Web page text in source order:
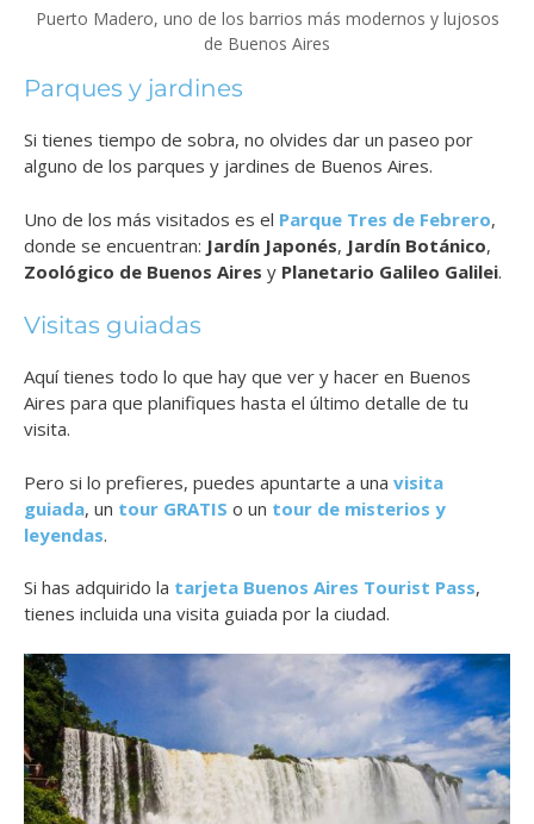
Puerto Madero, uno de los barrios más modernos y lujosos
de Buenos Aires
Parques y jardines
Si tienes tiempo de sobra, no olvides dar un paseo por
alguno de los parques y jardines de Buenos Aires.
Uno de los más visitados es el Parque Tres de Febrero,
donde se encuentran: Jardín Japonés, Jardín Botánico,
Zoológico de Buenos Aires y Planetario Galileo Galilei.
Visitas guiadas
Aquí tienes todo lo que hay que ver y hacer en Buenos
Aires para que planifiques hasta el último detalle de tu
visita.
Pero si lo prefieres, puedes apuntarte a una visita
guiada, un tour GRATIS o un tour de misterios y
leyendas.
Si has adquirido la tarjeta Buenos Aires Tourist Pass,
tienes incluida una visita guiada por la ciudad.